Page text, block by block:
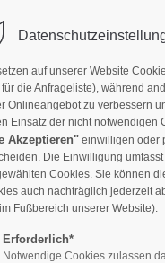
B1 Hotel-
auf unserer Website
für die Anfrageliste), während
Onlineangebot zu verbessern
Einsatz der nicht notwendigen
Akzeptieren"einwilligen oder
Die Einwilligung
Cookies. Sie können
auch nachträglich jederzeit
Fußbereich unserer Website).
Erforderlich*
Notwendige Cookies zulassen